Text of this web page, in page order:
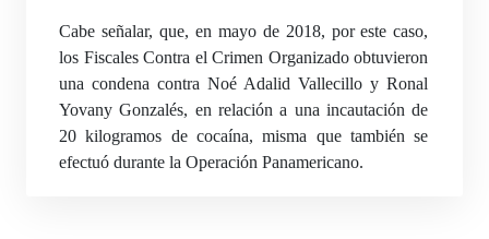
Cabe señalar, que, en mayo de 2018, por este caso,
los Fiscales Contra el Crimen Organizado obtuvieron
una condena contra Noé Adalid Vallecillo y Ronal
Yovany Gonzalés, en relación a una incautación de
20 kilogramos de cocaína, misma que también se
efectuó durante la Operación Panamericano.